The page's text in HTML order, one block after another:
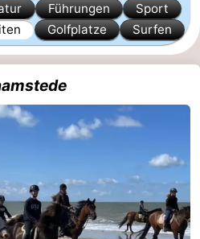
Führungen
Sport
Golfplatze Surfen